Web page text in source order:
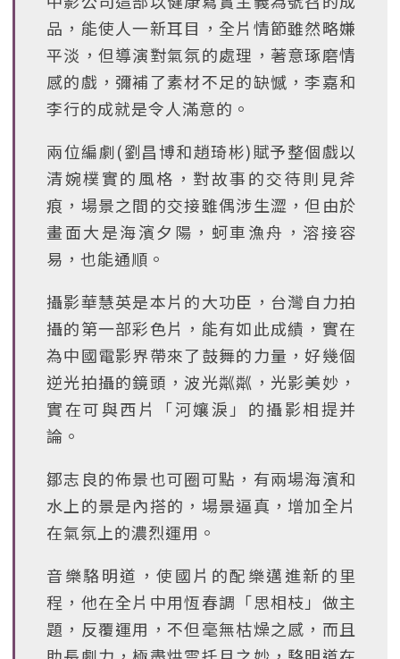
品，能使人一新耳目，全片情節雖然略嫌
平淡，但導演對氣氛的處理，著意琢磨情
感的戲，彌補了素材不足的缺憾，李嘉和
李行的成就是令人滿意的。
兩位編劇(劉昌博和趙琦彬)賦予整個戲以
清婉樸實的風格，對故事的交待則見斧
痕，場景之間的交接雖偶涉生澀，但由於
畫面大是海濱夕陽，蚵車漁舟，溶接容
易，也能通順。
攝影華慧英是本片的大功臣，台灣自力拍
攝的第一部彩色片，能有如此成績，實在
為中國電影界帶來了鼓舞的力量，好幾個
逆光拍攝的鏡頭，波光粼粼，光影美妙，
實在可與西片「河孃淚」的攝影相提并
論。
鄒志良的佈景也可圈可點，有兩場海濱和
水上的景是內搭的，場景逼真，增加全片
在氣氛上的濃烈運用。
音樂駱明道，使國片的配樂邁進新的里
程，他在全片中用恆春調「思相枝」做主
題，反覆運用，不但毫無枯燥之感，而且